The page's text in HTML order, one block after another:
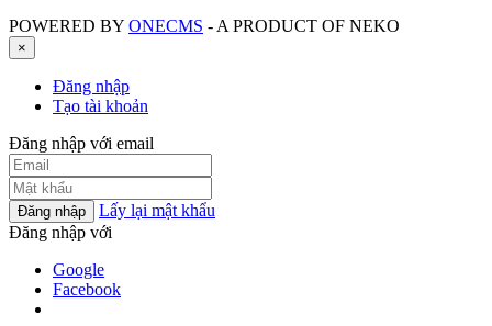
POWERED BY ONECMS - A PRODUCT OF NEKO
×
Đăng nhập
Tạo tài khoản
Đăng nhập với email
Đăng nhập
Lấy lại mật khẩu
Đăng nhập với
Google
Facebook